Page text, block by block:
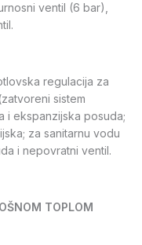
ventil (6 bar),
regulacija za
sistem
i ekspanzijska posuda;
za sanitarnu vodu
i nepovratni ventil.
TOPLOM